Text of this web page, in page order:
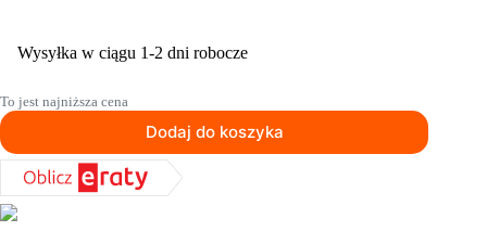
Wysyłka w ciągu 1-2 dni robocze
To jest najniższa cena
Dodaj do koszyka